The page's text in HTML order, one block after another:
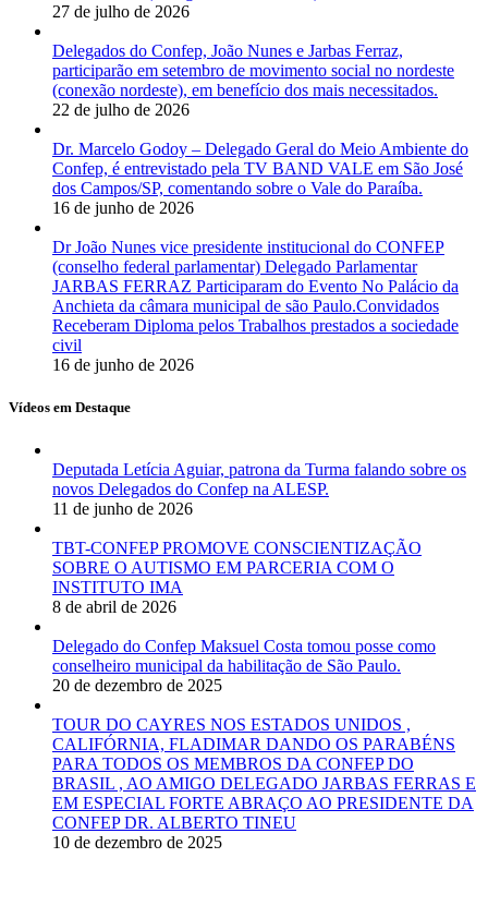
27 de julho de 2026
Delegados do Confep, João Nunes e Jarbas Ferraz,
participarão em setembro de movimento social no nordeste
(conexão nordeste), em benefício dos mais necessitados.
22 de julho de 2026
Dr. Marcelo Godoy – Delegado Geral do Meio Ambiente do
Confep, é entrevistado pela TV BAND VALE em São José
dos Campos/SP, comentando sobre o Vale do Paraíba.
16 de junho de 2026
Dr João Nunes vice presidente institucional do CONFEP
(conselho federal parlamentar) Delegado Parlamentar
JARBAS FERRAZ Participaram do Evento No Palácio da
Anchieta da câmara municipal de são Paulo.Convidados
Receberam Diploma pelos Trabalhos prestados a sociedade
civil
16 de junho de 2026
Vídeos em Destaque
Deputada Letícia Aguiar, patrona da Turma falando sobre os
novos Delegados do Confep na ALESP.
11 de junho de 2026
TBT-CONFEP PROMOVE CONSCIENTIZAÇÃO
SOBRE O AUTISMO EM PARCERIA COM O
INSTITUTO IMA
8 de abril de 2026
Delegado do Confep Maksuel Costa tomou posse como
conselheiro municipal da habilitação de São Paulo.
20 de dezembro de 2025
TOUR DO CAYRES NOS ESTADOS UNIDOS ,
CALIFÓRNIA, FLADIMAR DANDO OS PARABÉNS
PARA TODOS OS MEMBROS DA CONFEP DO
BRASIL , AO AMIGO DELEGADO JARBAS FERRAS E
EM ESPECIAL FORTE ABRAÇO AO PRESIDENTE DA
CONFEP DR. ALBERTO TINEU
10 de dezembro de 2025